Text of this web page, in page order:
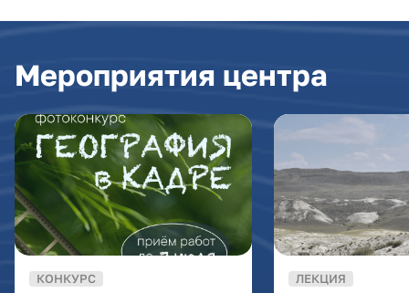
Мероприятия центра
КОНКУРС ЛЕКЦИЯ